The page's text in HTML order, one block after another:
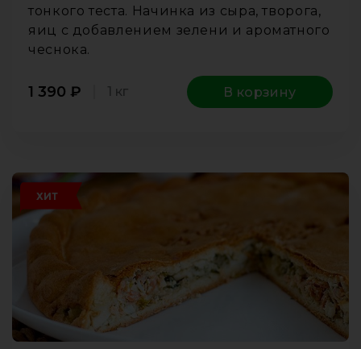
тонкого теста. Начинка из сыра, творога,
яиц с добавлением зелени и ароматного
чеснока.
1 390 ₽ 1 кг В корзину
ХИТ